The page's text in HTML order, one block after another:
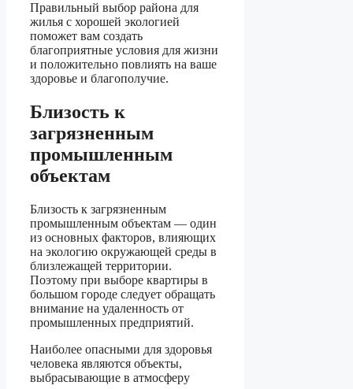
Правильный выбор района для
жилья с хорошей экологией
поможет вам создать
благоприятные условия для жизни
и положительно повлиять на ваше
здоровье и благополучие.
Близость к
загрязненным
промышленным
объектам
Близость к загрязненным
промышленным объектам — один
из основных факторов, влияющих
на экологию окружающей среды в
близлежащей территории.
Поэтому при выборе квартиры в
большом городе следует обращать
внимание на удаленность от
промышленных предприятий.
Наиболее опасными для здоровья
человека являются объекты,
выбрасывающие в атмосферу